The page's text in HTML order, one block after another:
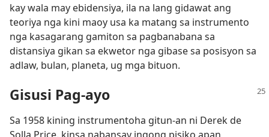
kay wala may ebidensiya, ila na lang gidawat ang
teoriya nga kini maoy usa ka matang sa instrumento
nga kasagarang gamiton sa pagbanabana sa
distansiya gikan sa ekwetor nga gibase sa posisyon sa
adlaw, bulan, planeta, ug mga bituon.
Gisusi Pag-ayo
Sa 1958 kining instrumentoha gitun-an ni Derek de